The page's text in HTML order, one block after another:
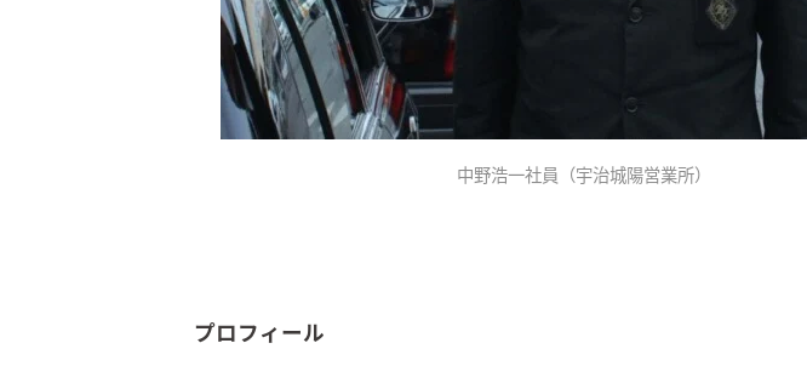
中野浩一社員（宇治城陽営業所）
プロフィール